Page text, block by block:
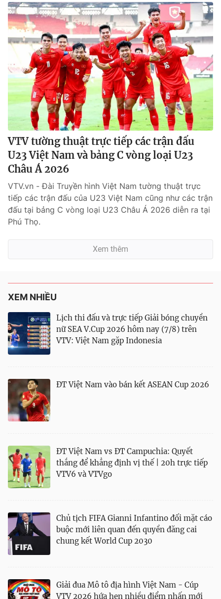
VTV tường thuật trực tiếp các trận đấu
U23 Việt Nam và bảng C vòng loại U23
Châu Á 2026
VTV.vn - Đài Truyền hình Việt Nam tường thuật trực
tiếp các trận đấu của U23 Việt Nam cũng như các trận
đấu tại bảng C vòng loại U23 Châu Á 2026 diễn ra tại
Phú Thọ.
Xem thêm
XEM NHIỀU
Lịch thi đấu và trực tiếp Giải bóng chuyền
nữ SEA V.Cup 2026 hôm nay (7/8) trên
VTV: Việt Nam gặp Indonesia
ĐT Việt Nam vào bán kết ASEAN Cup 2026
ĐT Việt Nam vs ĐT Campuchia: Quyết
thắng để khẳng định vị thế | 20h trực tiếp
VTV6 và VTVgo
Chủ tịch FIFA Gianni Infantino đối mặt cáo
buộc mới liên quan đến quyền đăng cai
chung kết World Cup 2030
Giải đua Mô tô địa hình Việt Nam - Cúp
VTV 2026 hứa hẹn nhiều điểm nhấn mới